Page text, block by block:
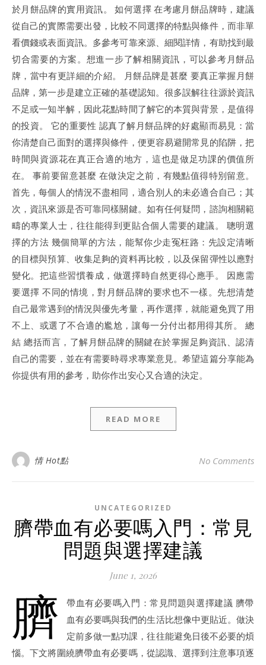
於月餅品牌的實用資訊。 如何選擇 在考慮月餅品牌時，建議
從自己的實際需要出發，比較不同選擇的特點與條件，而非單
看價錢或表面資訊。多參考可靠來源、細閱詳情，有助找到最
切合需要的方案。想進一步了解相關資訊，可以參考月餅品
牌，當中有更詳細的介紹。 月餅品牌是甚麼 要真正掌握月餅
品牌，第一步是建立正確的基礎認知。很多誤解往往源於資訊
不足或一知半解，因此花點時間了解它的本質與背景，是值得
的投資。 它的重要性 認真了解月餅品牌的好處顯而易見：當
你清楚自己面對的選擇與條件，便更容易避開常見的陷阱，把
時間與資源花在真正合適的地方，這也是做足功課的價值所
在。 事前要留意甚麼 在做決定之前，有幾點值得特別留意。
首先，每個人的情況不盡相同，適合別人的未必適合自己；其
次，資訊來源是否可靠同樣關鍵。如有任何疑問，諮詢相關範
疇的專業人士，往往能得到更貼合個人需要的建議。 聰明選
擇的方法 幾個簡單的方法，能幫你少走冤枉路：先設定清晰
的目標與預算、收集足夠的資料再比較，以及保留彈性以應對
變化。把這些習慣養成，做選擇時自然更得心應手。 因應需
要選擇 不同的情境，對月餅品牌的要求也不一樣。先想清楚
自己最常遇到的情況與優先考量，再作選擇，就能避免買了用
不上、或選了不合適的尷尬，讓每一分付出都用得其所。 總
結 總括而言，了解月餅品牌的關鍵在於掌握足夠資訊、認清
自己的需要，並在有需要時尋求專業意見。希望這篇分享能為
你提供有用的參考，助你作出安心又合適的決定。
READ MORE
情 Hot點 No Comments
UNCATEGORIZED
臍帶血有必要嗎入門：常見
問題與選擇建議
June 1, 2026
臍
帶血有必要嗎入門：常見問題與選擇建議 臍帶
血有必要嗎與我們的生活比想像中更貼近。做決
定前多做一點功課，往往能避免日後不必要的煩
惱。下文將圍繞臍帶血有必要嗎，從認識、選擇到注意事項逐